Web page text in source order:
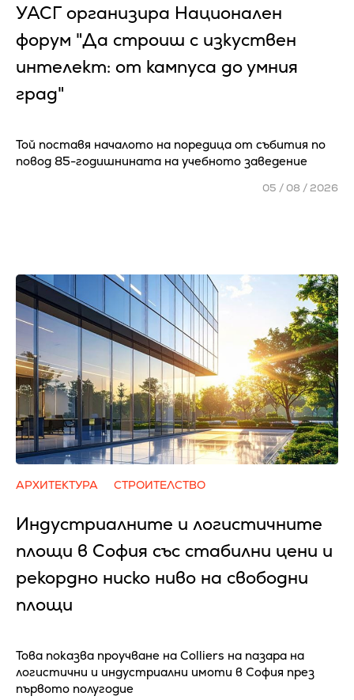
УАСГ организира Национален
форум "Да строиш с изкуствен
интелект: от кампуса до умния
град"
Той поставя началото на поредица от събития по
повод 85-годишнината на учебното заведение
05 / 08 / 2026
АРХИТЕКТУРА СТРОИТЕЛСТВО
Индустриалните и логистичните
площи в София със стабилни цени и
рекордно ниско ниво на свободни
площи
Това показва проучване на Colliers на пазара на
логистични и индустриални имоти в София през
първото полугодие